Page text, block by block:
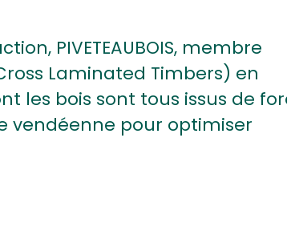
PIVETEAUBOIS, membre
Laminated Timbers) en
les bois sont tous issus de
vendéenne pour optimiser